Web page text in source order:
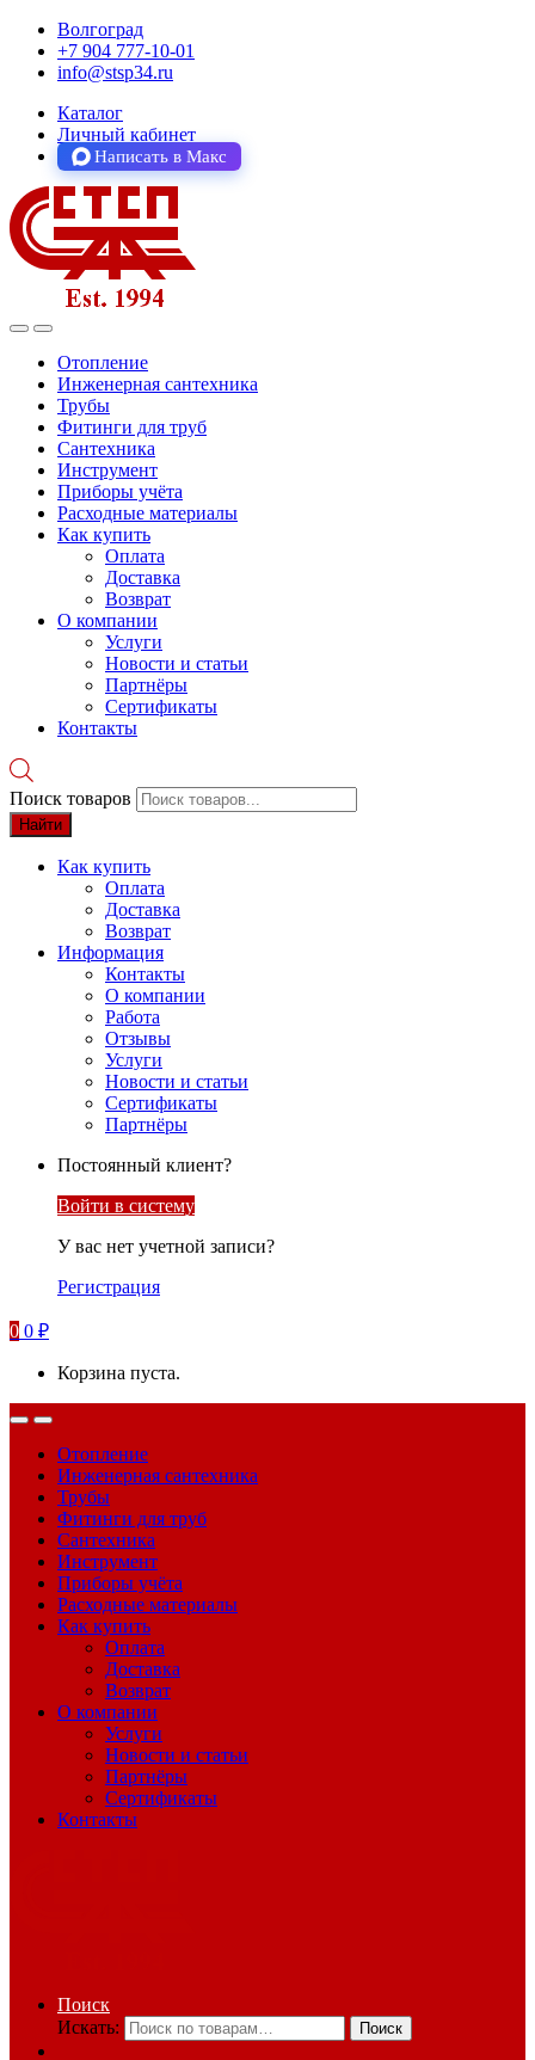
Волгоград
+7 904 777-10-01
info@stsp34.ru
Каталог
Личный кабинет
Написать в Макс
Отопление
Инженерная сантехника
Трубы
Фитинги для труб
Сантехника
Инструмент
Приборы учёта
Расходные материалы
Как купить
Оплата
Доставка
Возврат
О компании
Услуги
Новости и статьи
Партнёры
Сертификаты
Контакты
Поиск товаров
Найти
Как купить
Оплата
Доставка
Возврат
Информация
Контакты
О компании
Работа
Отзывы
Услуги
Новости и статьи
Сертификаты
Партнёры
Постоянный клиент?
Войти в систему
У вас нет учетной записи?
Регистрация
0 0 ₽
Корзина пуста.
Отопление
Инженерная сантехника
Трубы
Фитинги для труб
Сантехника
Инструмент
Приборы учёта
Расходные материалы
Как купить
Оплата
Доставка
Возврат
О компании
Услуги
Новости и статьи
Партнёры
Сертификаты
Контакты
Поиск
Искать:
Поиск